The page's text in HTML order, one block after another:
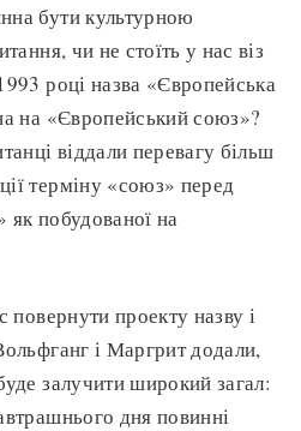
бути культурною
чи не стоїть у нас віз
році назва «Європейська
на «Європейський союз»?
віддали перевагу більш
терміну «союз» перед
як побудованої на
повернути проекту назву і
і Маргрит додали,
залучити широкий загал:
дня повинні